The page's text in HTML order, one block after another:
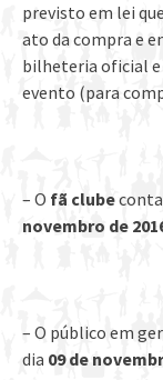
previsto em lei
ato da compra e
bilheteria oficial e
evento (para
– O fã clube
novembro de
– O público em
dia 09 de